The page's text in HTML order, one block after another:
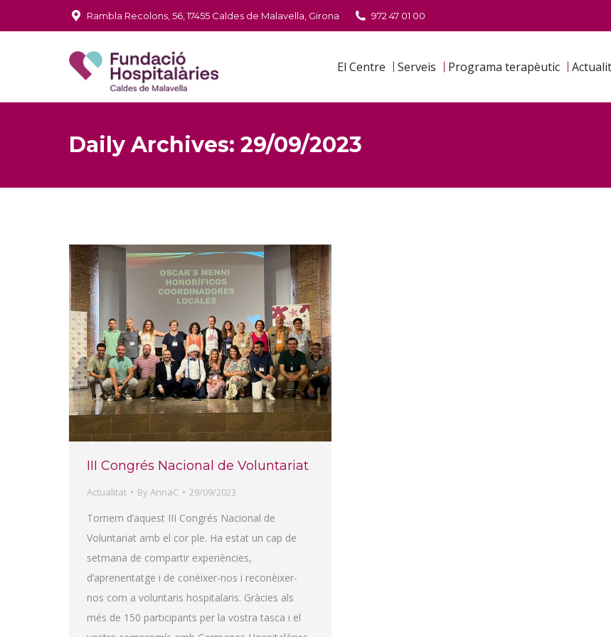
Rambla Recolons, 56, 17455 Caldes de Malavella, Girona 972 47 01 00
El Centre Serveis Programa terapèutic
Daily Archives: 29/09/2023
III Congrés Nacional de Voluntariat
Actualitat By AnnaC 29/09/2023
Tornem d’aquest III Congrés Nacional de
Voluntariat amb el cor ple. Ha estat un cap de
setmana de compartir experiències,
d’aprenentatge i de conèixer-nos i reconèixer-
nos com a voluntaris hospitalaris. Gràcies als
més de 150 participants per la vostra tasca i el